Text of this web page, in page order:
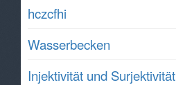
hczcfhi
Wasserbecken
Injektivität und Surjektivität